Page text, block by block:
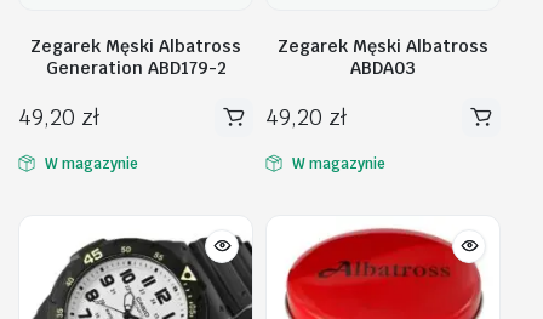
Zegarek Męski Albatross
Generation ABD179-2
49,20 zł
W magazynie
Zegarek Męski Albatross
ABDA03
49,20 zł
W magazynie